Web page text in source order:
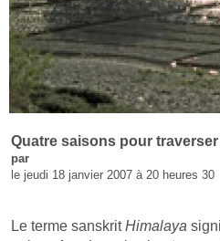
Quatre saisons pour traverser
par
le jeudi 18 janvier 2007 à 20 heures 30
Le terme sanskritHimalaya